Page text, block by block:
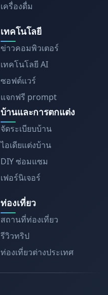
เครื่องดื่ม
เทคโนโลยี
ข่าวคอมพิวเตอร์
เทคโนโลยี AI
ซอฟต์แวร์
แจกฟรี prompt
บ้านและการตกแต่ง
จัดระเบียบบ้าน
ไอเดียแต่งบ้าน
DIY ซ่อมแซม
เฟอร์นิเจอร์
ท่องเที่ยว
สถานที่ท่องเที่ยว
รีวิวทริป
ท่องเที่ยวต่างประเทศ